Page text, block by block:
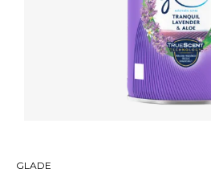
GLADE